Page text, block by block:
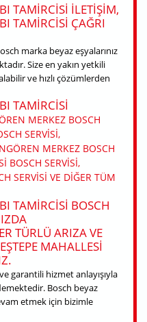
TAMIRCISI ILETIŞIM,
TAMIRCISI ÇAĞRI
marka beyaz eşyalarınız
Size en yakın yetkili
ve hızlı çözümlerden
TAMIRCISI
MERKEZ BOSCH
SERVISI,
MERKEZ BOSCH
BOSCH SERVISI,
SERVISI VE DIĞER TÜM
TAMIRCISI BOSCH
TÜRLÜ ARIZA VE
MAHALLESI
garantili hizmet anlayışıyla
Bosch beyaz
etmek için bizimle